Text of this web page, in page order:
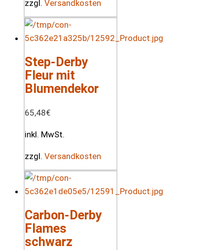
zzgl. Versandkosten
Step-Derby
Fleur mit
Blumendekor
65,48€
inkl. MwSt.
zzgl. Versandkosten
Carbon-Derby
Flames
schwarz